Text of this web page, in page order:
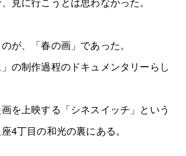
が、「春の画」であった。
の制作過程のドキュメンタリーらし
を上映する「シネスイッチ」という
4丁目の和光の裏にある。